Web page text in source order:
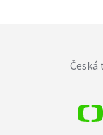
Česká